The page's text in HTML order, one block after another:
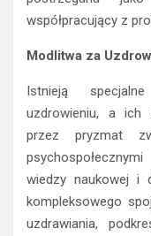
współpracujący z
Modlitwa za
Istnieją
uzdrowieniu, a ich
przez pryzmat
wiedzy naukowej i
kompleksowego
uzdrawiania,